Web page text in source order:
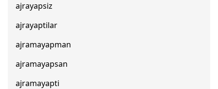
ajrayapsiz
ajrayaptilar
ajramayapman
ajramayapsan
ajramayapti